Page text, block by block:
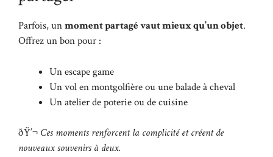
Parfois, unmoment partagé vaut mieux qu’un objet.
Offrez un bon pour :
Un escape game
Un vol en montgolfière ou une balade à cheval
Un atelier de poterie ou de cuisine
ðŸ’¬ Ces moments renforcent la complicité et créent de
nouveaux souvenirs à deux.